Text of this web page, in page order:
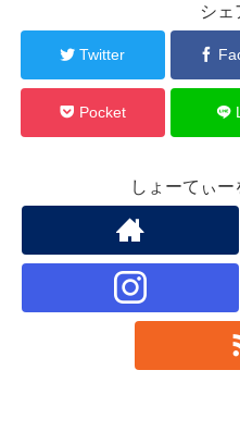
シェ
Twitter
Pocket
しょーてぃ